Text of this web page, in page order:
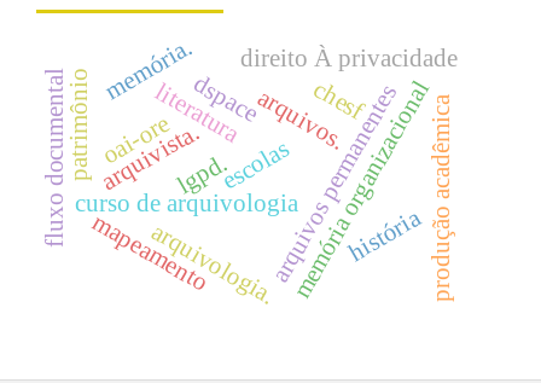
curso de arquivologiaarquivos permanentes
direito À privacidade
lgpd. memória organizacionalprodução acadêmica
mapeamento
literatura
arquivista.
arquivologia.
memória.
escolas
fluxo documental arquivos.
chesf
história
patrimônio dspace
oai-ore